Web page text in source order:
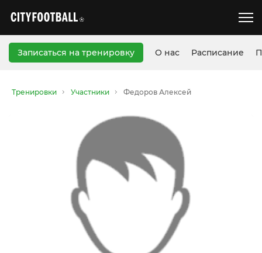
Записаться на тренировку О нас Расписание
Тренировки Участники Федоров Алексей